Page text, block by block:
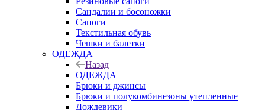
Сандалии и босоножки
Сапоги
Текстильная обувь
Чешки и балетки
ОДЕЖДА
Назад
ОДЕЖДА
Брюки и джинсы
Брюки и полукомбинезоны утепленные
Дождевики